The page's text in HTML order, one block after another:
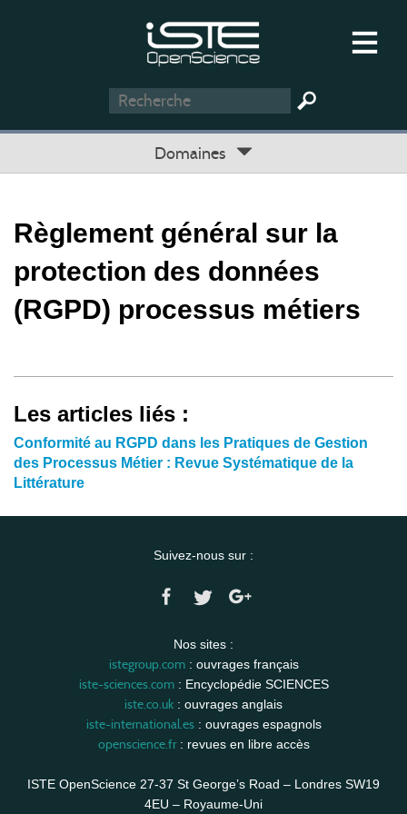
Domaines
Règlement général sur la
protection des données
(RGPD) processus métiers
Les articles liés :
Conformité au RGPD dans les Pratiques de Gestion
des Processus Métier : Revue Systématique de la
Littérature
Suivez-nous sur :
Nos sites :
istegroup.com: ouvrages français
iste-sciences.com: Encyclopédie SCIENCES
iste.co.uk : ouvrages anglais
iste-international.es: ouvrages espagnols
openscience.fr: revues en libre accès
ISTE OpenScience 27-37 St George’s Road – Londres SW19
4EU – Royaume-Uni